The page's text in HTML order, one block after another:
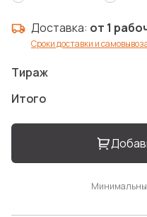
Доставка: от 1
Сроки доставки и
Тираж
Итого